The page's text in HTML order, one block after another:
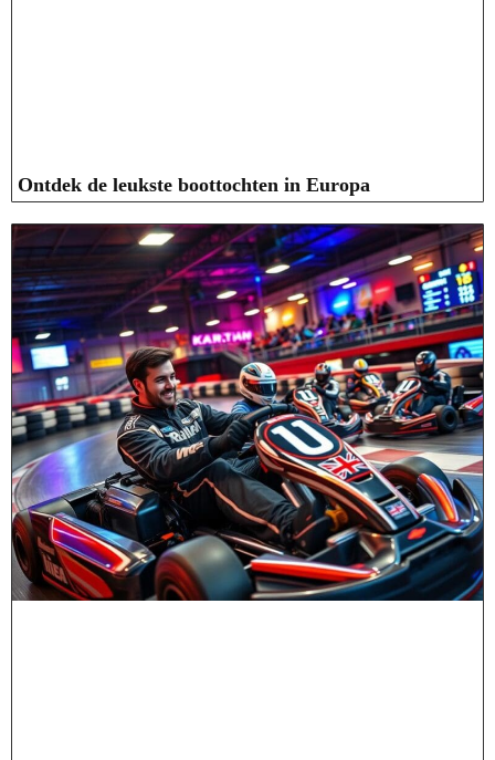
Ontdek de leukste boottochten in Europa